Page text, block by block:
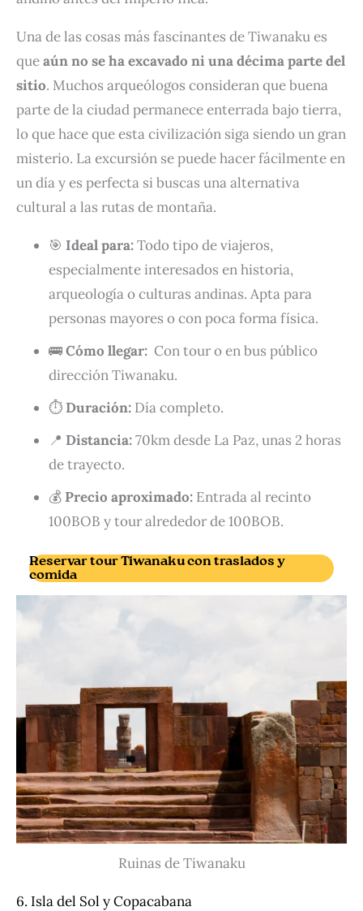
Una de las cosas más fascinantes de Tiwanaku es
queaún no se ha excavado ni una décima parte del
sitio. Muchos arqueólogos consideran que buena
parte de la ciudad permanece enterrada bajo tierra,
lo que hace que esta civilización siga siendo un gran
misterio. La excursión se puede hacer fácilmente en
un día y es perfecta si buscas una alternativa
cultural a las rutas de montaña.
🎯 Ideal para:Todo tipo de viajeros,
especialmente interesados en historia,
arqueología o culturas andinas. Apta para
personas mayores o con poca forma física.
🚌Cómo llegar: Con tour o en bus público
dirección Tiwanaku.
⏱️ Duración: Día completo.
📍 Distancia:70km desde La Paz, unas 2 horas
de trayecto.
💰 Precio aproximado: Entrada al recinto
100BOB y tour alrededor de 100BOB.
Reservar tour Tiwanaku con traslados y
comida
Ruinas de Tiwanaku
6. Isla del Sol y Copacabana